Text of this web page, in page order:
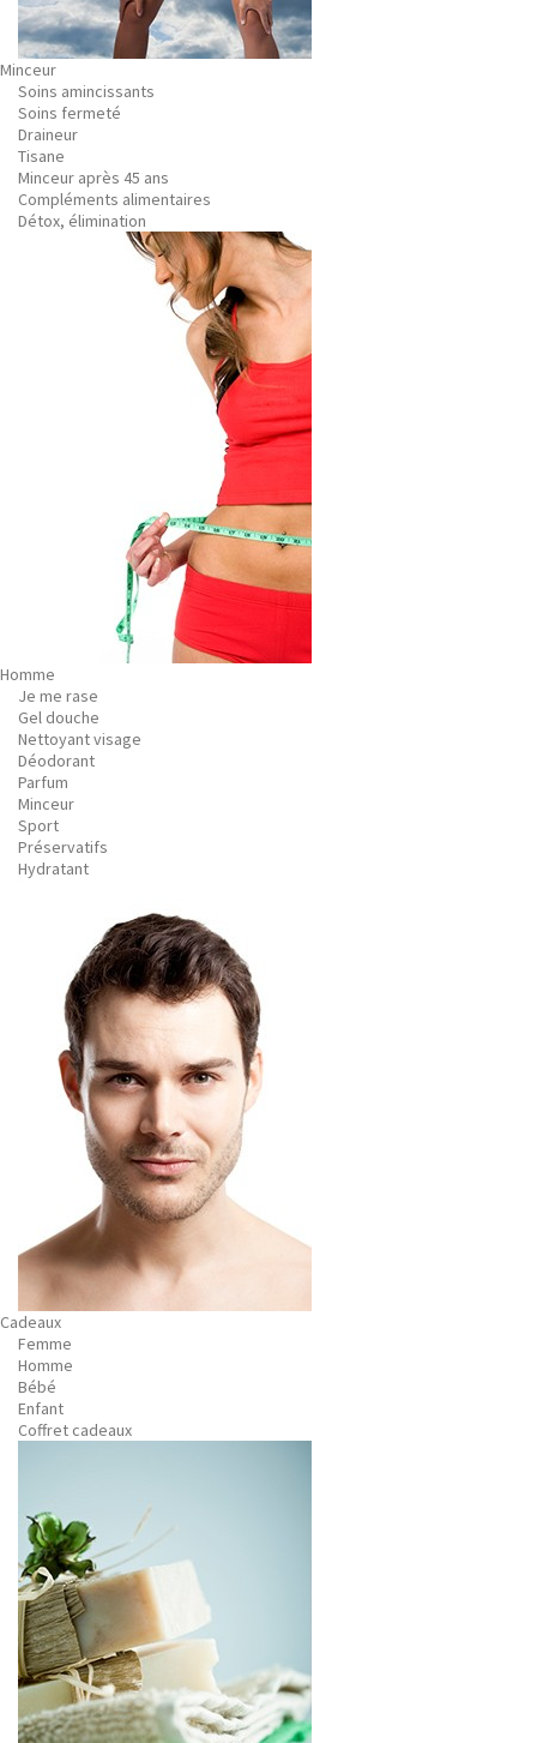
Minceur
Soins amincissants
Soins fermeté
Draineur
Tisane
Minceur après 45 ans
Compléments alimentaires
Détox, élimination
Homme
Je me rase
Gel douche
Nettoyant visage
Déodorant
Parfum
Minceur
Sport
Préservatifs
Hydratant
Cadeaux
Femme
Homme
Bébé
Enfant
Coffret cadeaux